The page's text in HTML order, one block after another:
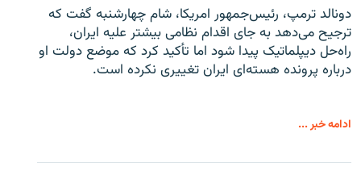
دونالد ترمپ، رئیس‌جمهور امریکا، شام چهارشنبه گفت که
ترجیح می‌دهد به جای اقدام نظامی بیشتر علیه ایران،
راه‌حل دیپلماتیک پیدا شود اما تأکید کرد که موضع دولت او
درباره پرونده هسته‌ای ایران تغییری نکرده است.
ادامه خبر ...